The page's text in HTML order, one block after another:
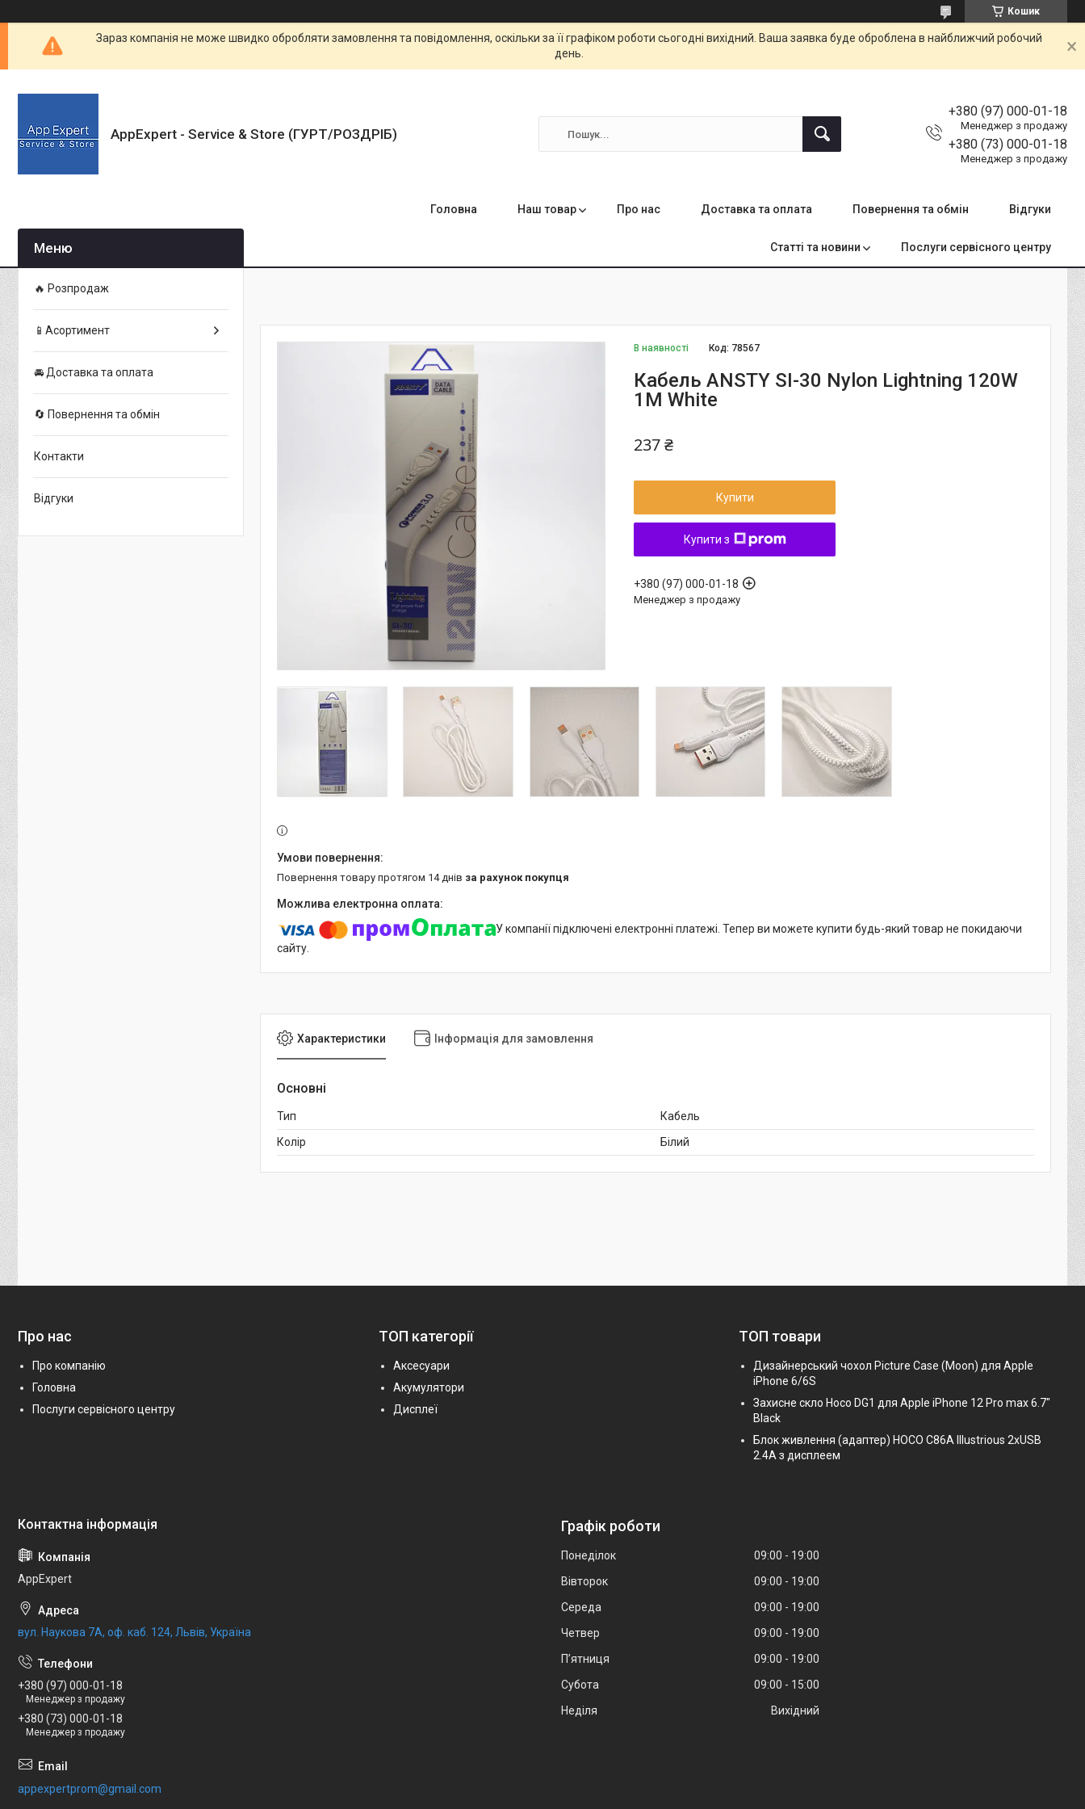
Кошик
Зараз компанія не може швидко обробляти замовлення та повідомлення, оскільки за її графіком роботи сьогодні вихідний. Ваша заявка буде оброблена в найближчий робочий
день.
AppExpert - Service & Store (ГУРТ/РОЗДРІБ)
+380 (97) 000-01-18
Менеджер з продажу
+380 (73) 000-01-18
Менеджер з продажу
Головна Наш товар Про нас Доставка та оплата Повернення та обмін Відгуки
Статті та новини Послуги сервісного центру
В наявності Код: 78567
Кабель ANSTY SI-30 Nylon Lightning 120W
1M White
237 ₴
Купити
Купити з
+380 (97) 000-01-18
Менеджер з продажу
повернення товару протягом 14 днів за рахунок покупця
У компанії підключені електронні платежі. Тепер ви можете купити будь-який товар не покидаючи
сайту.
Характеристики Інформація для замовлення
Основні
Тип
Кабель
Колір
Білий
🔥 Розпродаж
📱Асортимент
🚘 Доставка та оплата
🔄 Повернення та обмін
Контакти
Відгуки
Про нас
Про компанію
Головна
Послуги сервісного центру
ТОП категорії
Аксесуари
Акумулятори
Дисплеї
ТОП товари
Дизайнерський чохол Picture Case (Moon) для Apple
iPhone 6/6S
Захисне скло Hoco DG1 для Apple iPhone 12 Pro max 6.7"
Black
Блок живлення (адаптер) HOCO C86A Illustrious 2xUSB
2.4A з дисплеем
AppExpert
вул. Наукова 7А, оф. каб. 124, Львів, Україна
+380 (97) 000-01-18
Менеджер з продажу
+380 (73) 000-01-18
Менеджер з продажу
appexpertprom@gmail.com
Графік роботи
Понеділок 09:00
19:00
Вівторок
09:00
19:00
Середа
09:00
19:00
Четвер
09:00
19:00
Пʼятниця
09:00
19:00
Субота
09:00
15:00
Неділя
Вихідний